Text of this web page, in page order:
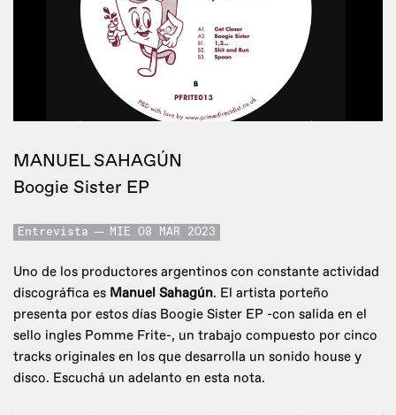
MANUEL SAHAGÚN
Boogie Sister EP
Entrevista MIE 08 MAR 2023
Uno de los productores argentinos con constante actividad
discográfica es Manuel Sahagún. El artista porteño
presenta por estos días Boogie Sister EP -con salida en el
sello ingles Pomme Frite-, un trabajo compuesto por cinco
tracks originales en los que desarrolla un sonido house y
disco. Escuchá un adelanto en esta nota.